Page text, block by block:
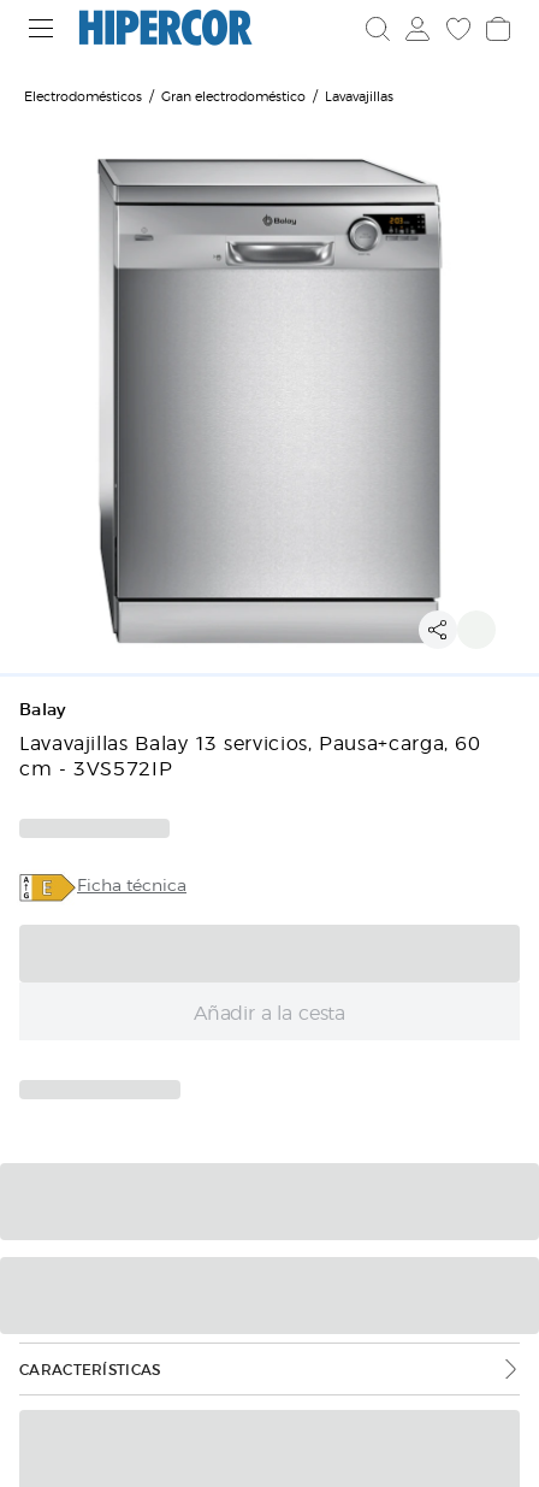
Electrodomésticos Gran electrodoméstico Lavavajillas
Balay
Lavavajillas Balay 13 servicios, Pausa+carga, 60
cm - 3VS572IP
Ficha técnica
Añadir a la cesta
CARACTERÍSTICAS